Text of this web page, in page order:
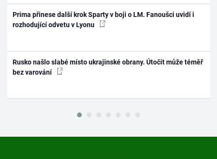
Prima přinese další krok Sparty v boji o LM. Fanoušci uvidí i
rozhodující odvetu v Lyonu
Rusko našlo slabé místo ukrajinské obrany. Útočit může téměř
bez varování